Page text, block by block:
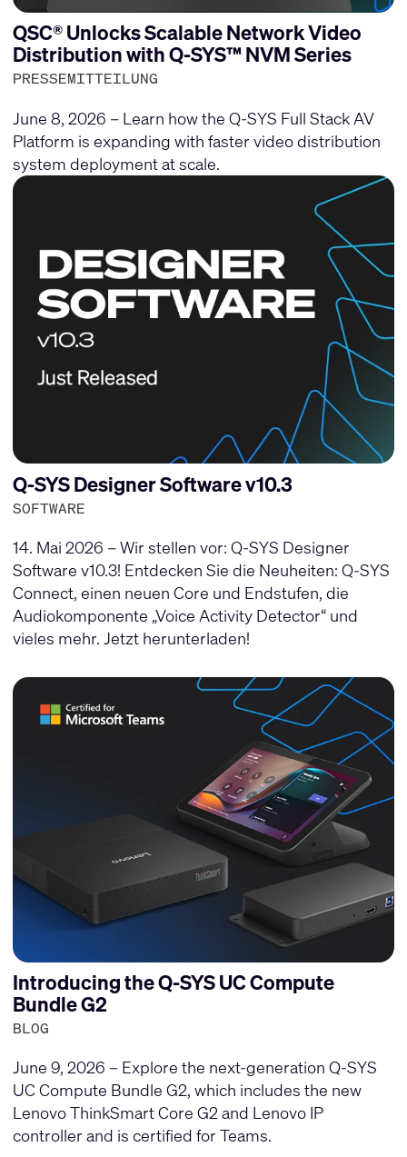
QSC® Unlocks Scalable Network Video
Distribution with Q-SYS™ NVM Series
PRESSEMITTEILUNG
June 8, 2026 – Learn how the Q-SYS Full Stack AV
Platform is expanding with faster video distribution
system deployment at scale.
Q-SYS Designer Software v10.3
SOFTWARE
14. Mai 2026 – Wir stellen vor: Q-SYS Designer
Software v10.3! Entdecken Sie die Neuheiten: Q-SYS
Connect, einen neuen Core und Endstufen, die
Audiokomponente „Voice Activity Detector“ und
vieles mehr. Jetzt herunterladen!
Introducing the Q-SYS UC Compute
Bundle G2
BLOG
June 9, 2026 – Explore the next-generation Q-SYS
UC Compute Bundle G2, which includes the new
Lenovo ThinkSmart Core G2 and Lenovo IP
controller and is certified for Teams.